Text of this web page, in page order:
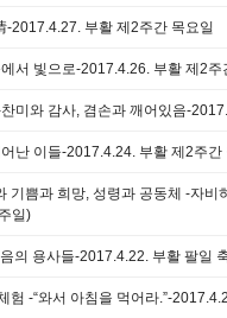
-2017.4.27. 부활 제2주간 목요일
서 빛으로-2017.4.26. 부활 제2주
미와 감사, 겸손과 깨어있음-
난 이들-2017.4.24. 부활 제2주간
기쁨과 희망, 성령과 공동체 -자
일)
의 용사들-2017.4.22. 부활 팔일
험 -“와서 아침을 먹어라.”-